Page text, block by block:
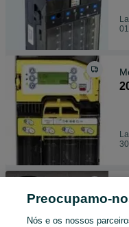
Preocupamo-
Nós e os nossos